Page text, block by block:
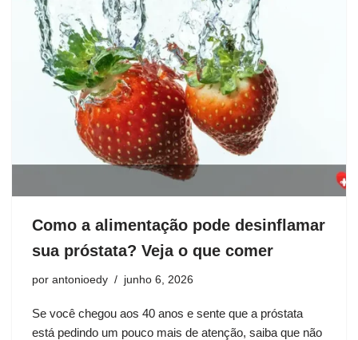
Como a alimentação pode desinflamar
sua próstata? Veja o que comer
por antonioedy junho 6, 2026
Se você chegou aos 40 anos e sente que a próstata
está pedindo um pouco mais de atenção, saiba que não